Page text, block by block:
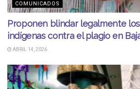
COMUNICADOS
Proponen blindar legalmente
indígenas contra el plagio en
ABRIL 14, 2026